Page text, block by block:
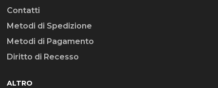
Contatti
Metodi di Spedizione
Metodi di Pagamento
Diritto di Recesso
ALTRO